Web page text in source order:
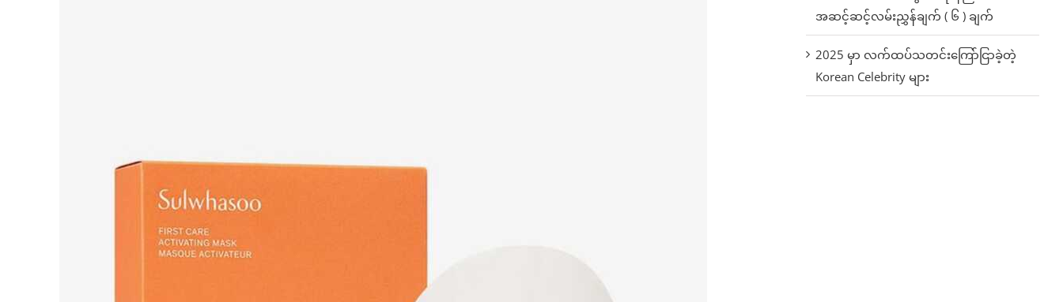
အဆင့်ဆင့်လမ်းညွှန်ချက် ( ၆ ) ချက်
2025 မှာ လက်ထပ်သတင်းကြော်ငြာခဲ့တဲ့
Korean Celebrity များ